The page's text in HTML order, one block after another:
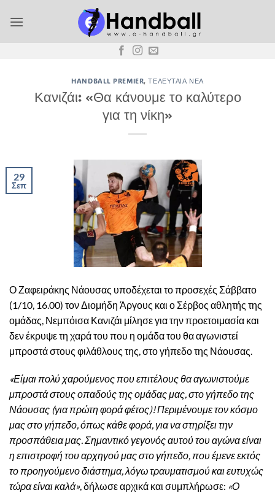
στο
HANDBALL PREMIER,ΤΕΛΕΥΤΑΊΑ ΝΈΑ
Κανιζάι: «Θα κάνουμε το καλύτερο
για τη νίκη»
29
Σεπ
Ο Ζαφειράκης Νάουσας υποδέχεται το προσεχές Σάββατο
(1/10, 16.00) τον Διομήδη Άργους και ο Σέρβος αθλητής της
ομάδας, Νεμπόισα Κανιζάι μίλησε για την προετοιμασία και
δεν έκρυψε τη χαρά του που η ομάδα του θα αγωνιστεί
μπροστά στους φιλάθλους της, στο γήπεδο της Νάουσας.
«Είμαι πολύ χαρούμενος που επιτέλους θα αγωνιστούμε
μπροστά στους οπαδούς της ομάδας μας, στο γήπεδο της
Νάουσας (για πρώτη φορά φέτος)! Περιμένουμε τον κόσμο
μας στο γήπεδο, όπως κάθε φορά, για να στηρίξει την
προσπάθεια μας. Σημαντικό γεγονός αυτού του αγώνα είναι
η επιστροφή του αρχηγού μας στο γήπεδο, που έμενε εκτός
το προηγούμενο διάστημα, λόγω τραυματισμού και ευτυχώς
τώρα είναι καλά», δήλωσε αρχικά και συμπλήρωσε: «Ο